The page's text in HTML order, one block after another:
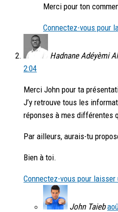
Merci pour ton
Connectez-vous pour
Hadnane Adéyèmi
2:04
Merci John pour ta
J’y retrouve tous les
réponses à mes différentes
Par ailleurs, aurais-tu
Bien à toi.
Connectez-vous pour
John Taieb